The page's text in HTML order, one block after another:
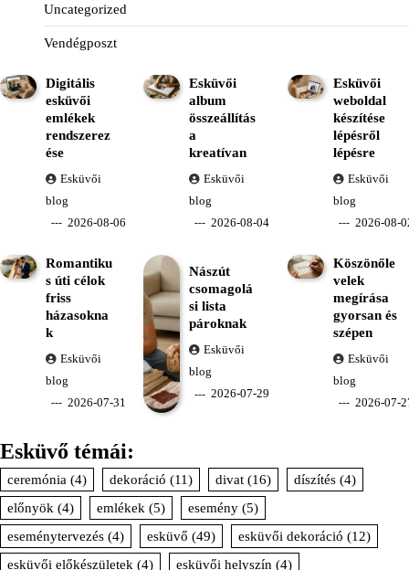
Uncategorized
Vendégposzt
Digitális
esküvői
emlékek
rendszerez
ése
Esküvői
blog
2026-08-06
Esküvői
album
összeállítás
a
kreatívan
Esküvői
blog
2026-08-04
Esküvői
weboldal
készítése
lépésről
lépésre
Esküvői
blog
2026-08-
Romantiku
s úti célok
friss
házasokna
k
Esküvői
blog
2026-07-31
Nászút
csomagolá
si lista
pároknak
Esküvői
blog
2026-07-29
Köszönőle
velek
megírása
gyorsan és
szépen
Esküvői
blog
2026-07-
Esküvő témái:
ceremónia (4) dekoráció (11) divat (16) díszítés (4)
előnyök (4) emlékek (5) esemény (5)
eseménytervezés (4) esküvő (49) esküvői dekoráció (12)
esküvői előkészületek (4) esküvői helyszín (4)